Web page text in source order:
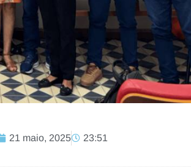
21 maio, 2025 23:51